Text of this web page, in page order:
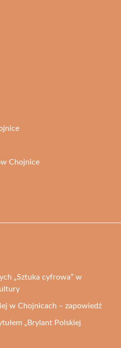
Chojnice
„Sztuka cyfrowa” w
w Chojnicach – zapowiedź
„Brylant Polskiej